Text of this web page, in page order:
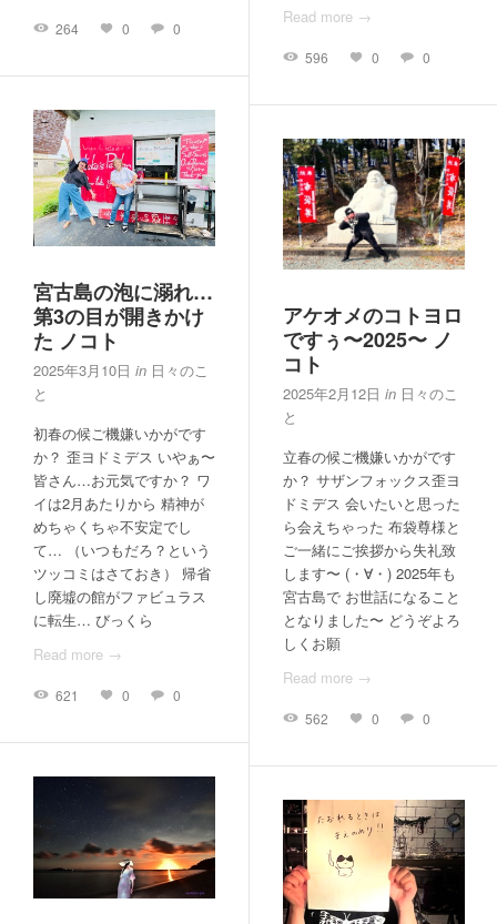
264 0 0
Read more →
596 0 0
宮古島の泡に溺れ…
第3の目が開きかけ
た ノコト
2025年3月10日 in 日々のこ
と
初春の候ご機嫌いかがです
か？ 歪ヨドミデス いやぁ〜
皆さん…お元気ですか？ ワ
イは2月あたりから 精神が
めちゃくちゃ不安定でし
て… （いつもだろ？という
ツッコミはさておき） 帰省
し廃墟の館がファビュラス
に転生… びっくら
Read more →
621 0 0
アケオメのコトヨロ
ですぅ〜2025〜 ノ
コト
2025年2月12日 in 日々のこ
と
立春の候ご機嫌いかがです
か？ サザンフォックス歪ヨ
ドミデス 会いたいと思った
ら会えちゃった 布袋尊様と
ご一緒にご挨拶から失礼致
します〜 (・∀・) 2025年も
宮古島で お世話になること
となりました〜 どうぞよろ
しくお願
Read more →
562 0 0